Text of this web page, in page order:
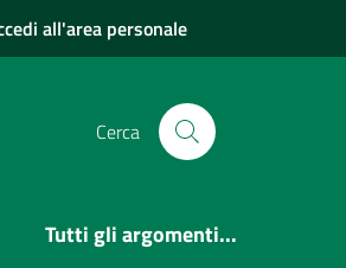
all'area personale
Cerca
Tutti gli argomenti...